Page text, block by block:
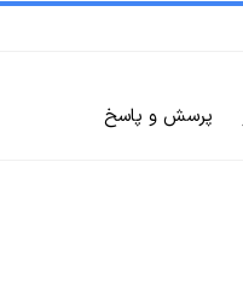
پرسش و پاسخ